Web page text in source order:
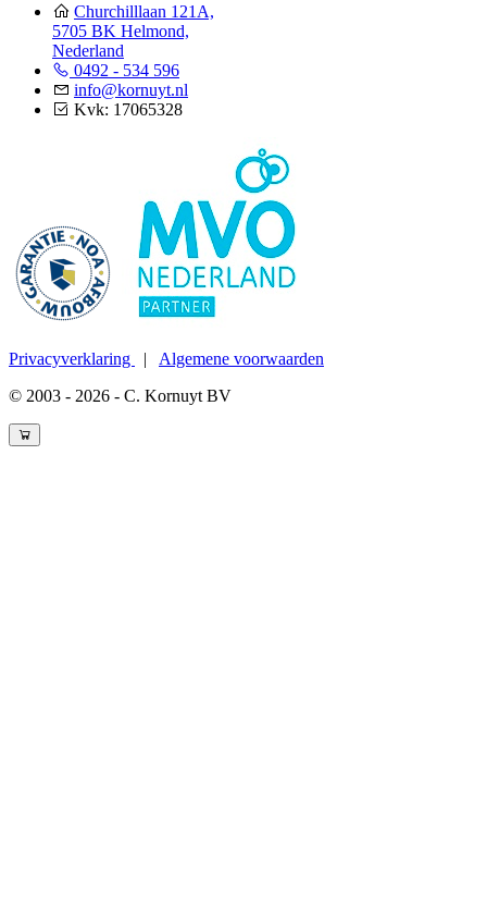
Churchilllaan 121A,
5705 BK Helmond,
Nederland
0492 - 534 596
info@kornuyt.nl
Kvk: 17065328
Privacyverklaring | Algemene voorwaarden
© 2003 - 2026 - C. Kornuyt BV